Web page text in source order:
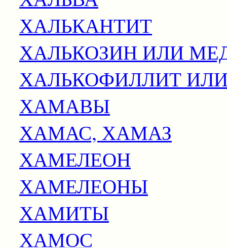
ХАЛЬКАНТИТ
ХАЛЬКОЗИН ИЛИ
ХАЛЬКОФИЛЛИТ
ХАМАВЫ
ХАМАС, ХАМАЗ
ХАМЕЛЕОН
ХАМЕЛЕОНЫ
ХАМИТЫ
ХАМОС